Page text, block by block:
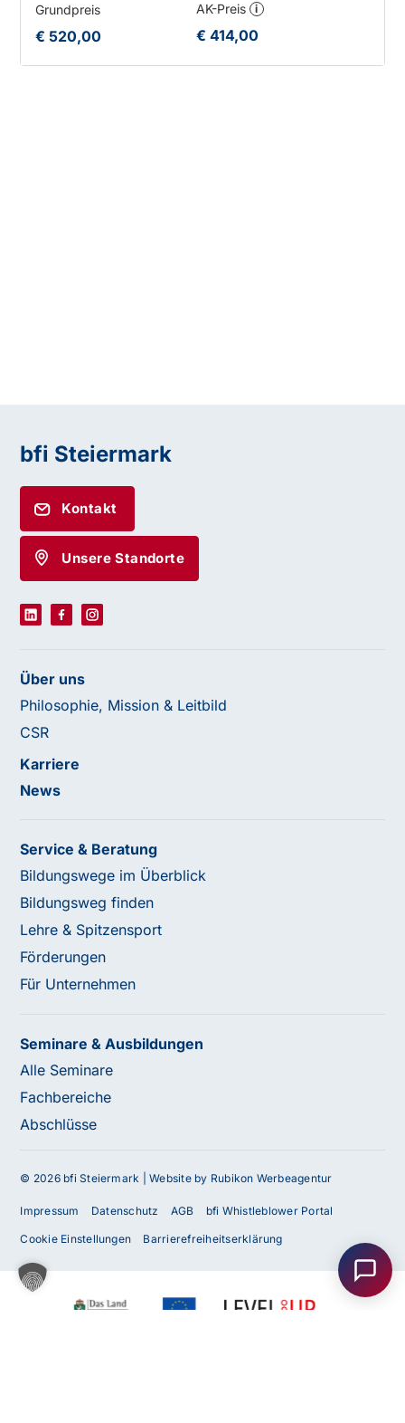
Haben Sie Fragen oder benötigen Sie
Unterstützung?
Unser Team ist gerne für Sie da! Nehmen Sie jetzt
Kontakt mit uns auf – wir freuen uns auf Ihre Anfrage.
Grundpreis
€ 520,00
AK-Preis i
€ 414,00
bfi Steiermark
Kontakt
Unsere Standorte
Über uns
Philosophie, Mission & Leitbild
CSR
Karriere
News
Service & Beratung
Bildungswege im Überblick
Bildungsweg finden
Lehre & Spitzensport
Förderungen
Für Unternehmen
Seminare & Ausbildungen
Alle Seminare
Fachbereiche
Abschlüsse
© 2026 bfi Steiermark |Website by Rubikon Werbeagentur
Impressum Datenschutz AGB bfi Whistleblower Portal
Cookie Einstellungen Barrierefreiheitserklärung